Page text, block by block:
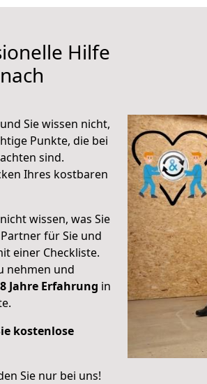
Hilfe
Sie wissen nicht,
Punkte, die bei
sind.
Ihres kostbaren
wissen, was Sie
für Sie und
einer Checkliste.
nehmen und
Jahre Erfahrung in
kostenlose
Sie nur bei uns!